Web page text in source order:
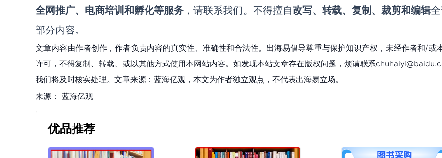
全网推广、电商培训和孵化等服务 ，请联系我们。不得擅自改写、转载、复制、裁剪和编辑
部分内容。
文章内容由作者创作，作者负责内容的真实性、准确性和合法性。出海易倡导尊重与保护知识产权，未经作者和/或
许可，不得复制、转载、或以其他方式使用本网站内容。如发现本站文章存在版权问题，烦请联系
我们将及时核实处理。文章来源：蓝海亿观，本文为作者独立观点，不代表出海易立场。
来源： 蓝海亿观
优品推荐